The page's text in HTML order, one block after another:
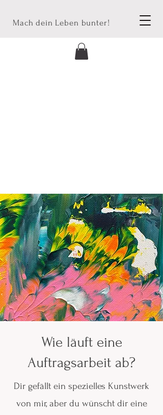
Mach dein Leben bunter!
Wie läuft eine
Auftragsarbeit ab?
Dir gefällt ein spezielles Kunstwerk
von mir, aber du wünscht dir eine